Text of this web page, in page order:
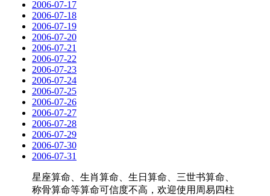
2006-07-17
2006-07-18
2006-07-19
2006-07-20
2006-07-21
2006-07-22
2006-07-23
2006-07-24
2006-07-25
2006-07-26
2006-07-27
2006-07-28
2006-07-29
2006-07-30
2006-07-31
星座算命、生肖算命、生日算命、三世书算命、
称骨算命等算命可信度不高，欢迎使用周易四柱